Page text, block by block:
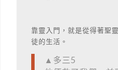
靠靈入門，就是從得著聖
徒的生活。
▲多三5